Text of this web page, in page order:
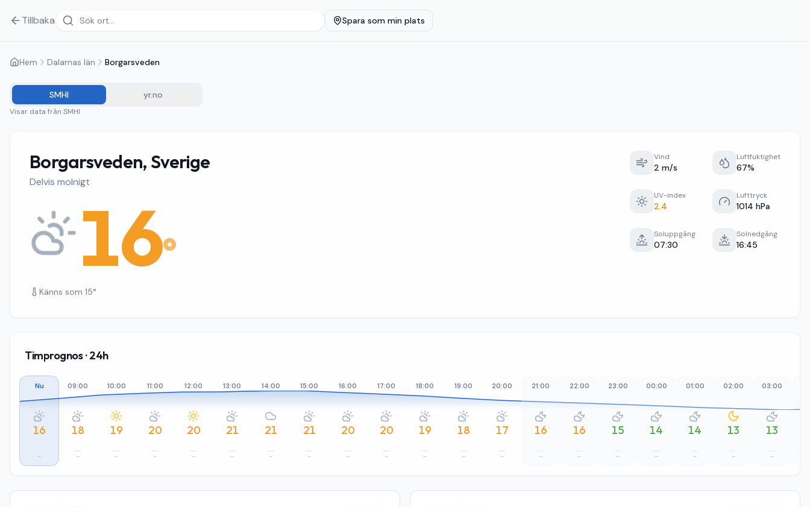
Tillbaka Spara som min plats
Hem Dalarnas län Borgarsveden
SMHI yr.no
Visar data från SMHI
Borgarsveden, Sverige
Delvis molnigt
16°
Känns som 15°
Vind
2 m/s
Luftfuktighet
67%
UV-index
2.4
Lufttryck
1014 hPa
Soluppgång
07:30
Solnedgång
16:45
Timprognos · 24h
Nu
16
–
09:00
18
–
10:00
19
–
11:00
20
–
12:00
20
–
13:00
21
–
14:00
21
–
15:00
21
–
16:00
20
–
17:00
20
–
18:00
19
–
19:00
18
–
20:00
17
–
21:00
16
–
22:00
16
–
23:00
15
–
00:00
14
–
01:00
14
–
02:00
13
–
03:00
13
–